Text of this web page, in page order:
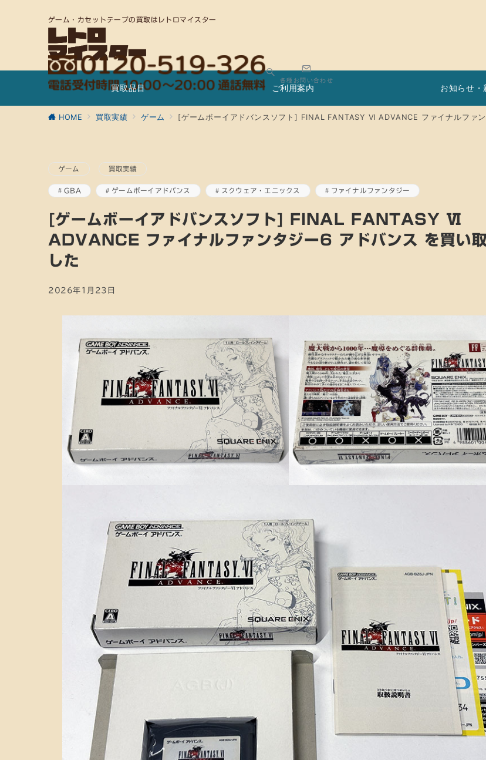
ゲーム・カセットテープの買取はレトロマイスター
各種お問い合わせ
買取品目 ご利用案内 お知らせ・
HOME 買取実績 ゲーム [ゲームボーイアドバンスソフト] FINAL FANTASY Ⅵ ADVANCE ファイナルファ
ゲーム 買取実績
GBA ゲームボーイアドバンス スクウェア・エニックス ファイナルファンタジー
[ゲームボーイアドバンスソフト] FINAL FANTASY Ⅵ
ADVANCE ファイナルファンタジー6 アドバンス を買い
した
2026年1月23日